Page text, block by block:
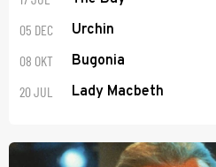
05 DEC Urchin
08 OKT Bugonia
20 JUL Lady Macbeth